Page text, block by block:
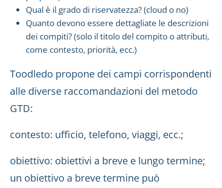
Qual è il grado di riservatezza? (cloud o no)
Quanto devono essere dettagliate le descrizioni
dei compiti? (solo il titolo del compito o attributi,
come contesto, priorità, ecc.)
Toodledo propone dei campi corrispondenti
alle diverse raccomandazioni del metodo
GTD:
contesto: ufficio, telefono, viaggi, ecc.;
obiettivo: obiettivi a breve e lungo termine;
un obiettivo a breve termine può